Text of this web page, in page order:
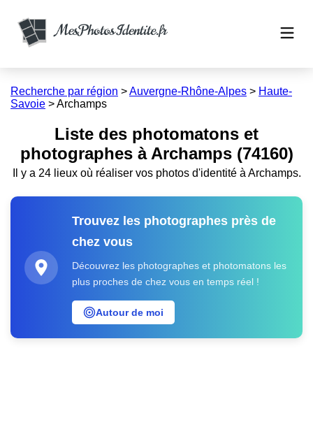
Recherche par région >Auvergne-Rhône-Alpes > Haute-
Savoie >Archamps
Liste des photomatons et
photographes à Archamps (74160)
Il y a 24 lieux où réaliser vos photos d'identité à Archamps.
Trouvez les photographes près de
chez vous
Découvrez les photographes et photomatons les
plus proches de chez vous en temps réel !
Autour de moi